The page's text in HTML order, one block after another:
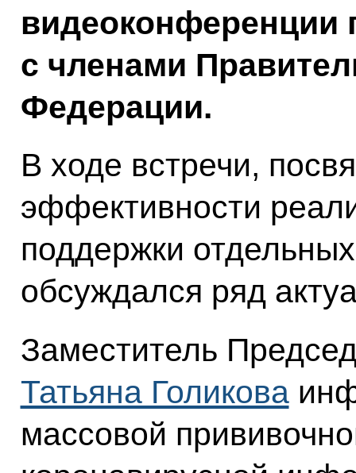
видеоконференции
с членами
Федерации.
В ходе встречи,
эффективности
поддержки
обсуждался ряд
Заместитель
Татьяна Голикова
массовой